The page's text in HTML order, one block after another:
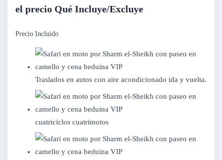
el precio Qué Incluye/Excluye
Precio Incluido
Traslados en autos con aire acondicionado ida y vuelta.
cuatriciclos cuatrimotos